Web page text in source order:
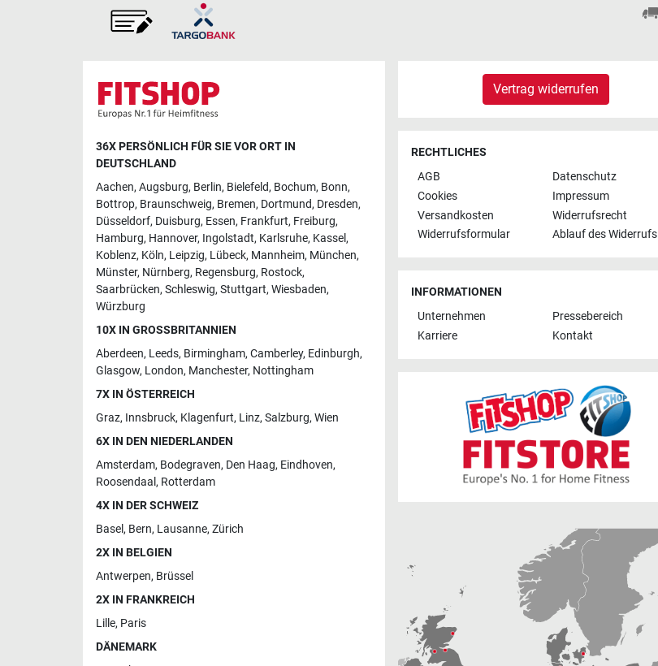
36X PERSÖNLICH FÜR SIE VOR ORT IN
DEUTSCHLAND
Aachen, Augsburg, Berlin, Bielefeld, Bochum, Bonn,
Bottrop, Braunschweig, Bremen, Dortmund, Dresden,
Düsseldorf, Duisburg, Essen, Frankfurt, Freiburg,
Hamburg, Hannover, Ingolstadt, Karlsruhe, Kassel,
Koblenz, Köln, Leipzig, Lübeck, Mannheim, München,
Münster, Nürnberg, Regensburg, Rostock,
Saarbrücken, Schleswig, Stuttgart, Wiesbaden,
Würzburg
10X IN GROSSBRITANNIEN
Aberdeen, Leeds, Birmingham, Camberley, Edinburgh,
Glasgow, London, Manchester, Nottingham
7X IN ÖSTERREICH
Graz, Innsbruck, Klagenfurt, Linz, Salzburg, Wien
6X IN DEN NIEDERLANDEN
Amsterdam, Bodegraven, Den Haag, Eindhoven,
Roosendaal , Rotterdam
4X IN DER SCHWEIZ
Basel, Bern, Lausanne, Zürich
2X IN BELGIEN
Antwerpen, Brüssel
2X IN FRANKREICH
Lille, Paris
DÄNEMARK
Vertrag widerrufen
RECHTLICHES
AGB
Datenschutz
Cookies
Impressum
Versandkosten
Widerrufsrecht
Widerrufsformular
Ablauf des Widerrufs
INFORMATIONEN
Unternehmen
Pressebereich
Karriere
Kontakt